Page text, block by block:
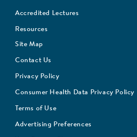
Accredited Lectures
Resources
Site Map
Contact Us
Privacy Policy
Consumer Health Data Privacy Policy
Terms of Use
Advertising Preferences